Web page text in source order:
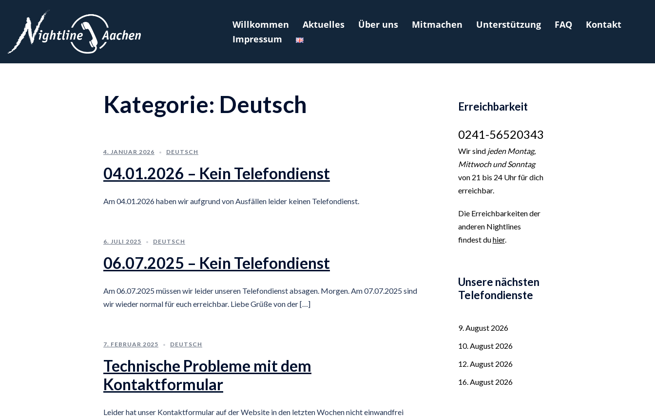
Zum
Willkommen Aktuelles Über uns Mitmachen Unterstützung FAQ
Kontakt
Impressum
Kategorie: Deutsch
4. JANUAR 2026 DEUTSCH
04.01.2026 – Kein Telefondienst
Am 04.01.2026 haben wir aufgrund von Ausfällen leider keinen Telefondienst.
6. JULI 2025 DEUTSCH
06.07.2025 – Kein Telefondienst
Am 06.07.2025 müssen wir leider unseren Telefondienst absagen. Morgen. Am 07.07.2025 sind
wir wieder normal für euch erreichbar. Liebe Grüße von der […]
7. FEBRUAR 2025 DEUTSCH
Technische Probleme mit dem
Kontaktformular
Leider hat unser Kontaktformular auf der Website in den letzten Wochen nicht einwandfrei
Erreichbarkeit
0241-56520343
Wir sind jeden Montag,
Mittwoch und Sonntag
von 21 bis 24 Uhr für dich
erreichbar.
Die Erreichbarkeiten der
anderen Nightlines
findest duhier.
Unsere nächsten
Telefondienste
9. August 2026
10. August 2026
12. August 2026
16. August 2026